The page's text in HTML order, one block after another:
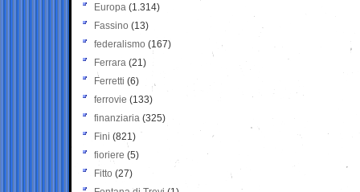
Europa (1.314)
Fassino (13)
federalismo (167)
Ferrara (21)
Ferretti (6)
ferrovie (133)
finanziaria (325)
Fini (821)
fioriere (5)
Fitto (27)